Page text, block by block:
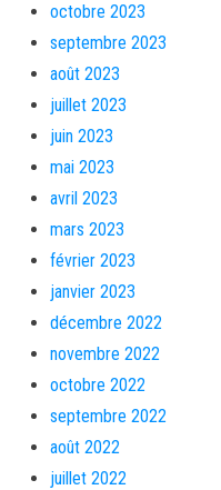
octobre 2023
septembre 2023
août 2023
juillet 2023
juin 2023
mai 2023
avril 2023
mars 2023
février 2023
janvier 2023
décembre 2022
novembre 2022
octobre 2022
septembre 2022
août 2022
juillet 2022